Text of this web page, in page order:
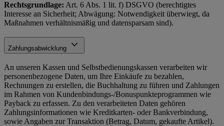
Rechtsgrundlage: Art. 6 Abs. 1 lit. f) DSGVO (berechtigtes
Interesse an Sicherheit; Abwägung: Notwendigkeit überwiegt, da
Maßnahmen verhältnismäßig und datensparsam sind).
Zahlungsabwicklung
An unseren Kassen und Selbstbedienungskassen verarbeiten wir
personenbezogene Daten, um Ihre Einkäufe zu bezahlen,
Rechnungen zu erstellen, die Buchhaltung zu führen und Zahlungen
im Rahmen von Kundenbindungs-/Bonuspunkteprogrammen wie
Payback zu erfassen. Zu den verarbeiteten Daten gehören
Zahlungsinformationen wie Kreditkarten- oder Bankverbindung,
sowie Angaben zur Transaktion (Betrag, Datum, gekaufte Artikel).